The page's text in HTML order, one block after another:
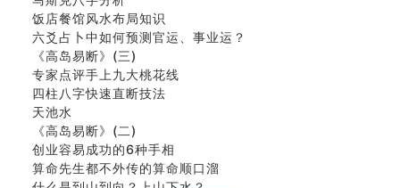
饭店餐馆风水布局知识
六爻占卜中如何预测官运、事业运？
《高岛易断》(三)
专家点评手上九大桃花线
四柱八字快速直断技法
天池水
《高岛易断》(二)
创业容易成功的6种手相
算命先生都不外传的算命顺口溜
什么是到山到向？上山下水？